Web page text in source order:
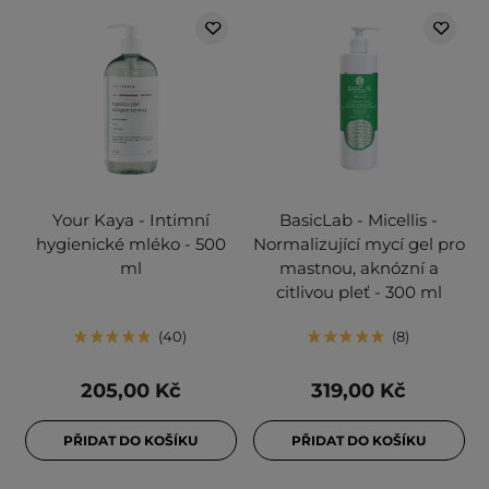
Your Kaya - Intimní
hygienické mléko - 500
ml
40
205,00 Kč
PŘIDAT DO KOŠÍKU
BasicLab - Micellis -
Normalizující mycí gel pro
mastnou, aknózní a
citlivou pleť - 300 ml
8
319,00 Kč
PŘIDAT DO KOŠÍKU